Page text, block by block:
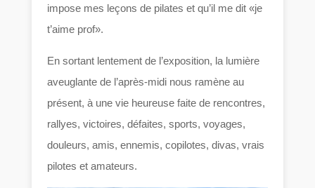
impose mes leçons de pilates et qu’il me dit «je
t’aime prof».
En sortant lentement de l’exposition, la lumière
aveuglante de l’après-midi nous ramène au
présent, à une vie heureuse faite de rencontres,
rallyes, victoires, défaites, sports, voyages,
douleurs, amis, ennemis, copilotes, divas, vrais
pilotes et amateurs.